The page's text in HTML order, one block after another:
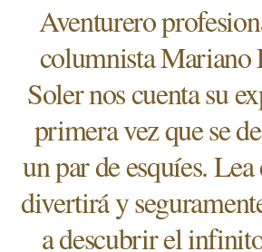
Aventurero
columnista Mariano
Soler nos cuenta su
primera vez que se
un par de esquíes. Lea
divertirá y
a descubrir el